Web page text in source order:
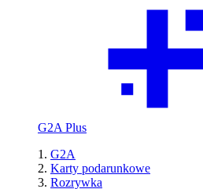
G2A Plus
G2A
Karty podarunkowe
Rozrywka